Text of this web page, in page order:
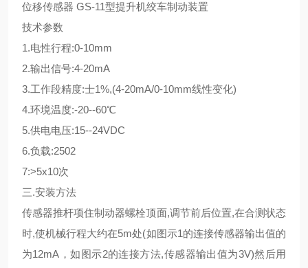
位移传感器 GS-11型提升机绞车制动装置
技术参数
1.电性行程:0-10mm
2.输出信号:4-20mA
3.工作段精度:士1%,(4-20mA/0-10mm线性变化)
4.环境温度:-20--60℃
5.供电电压:15--24VDC
6.负载:2502
7:>5x10次
三.安装方法
传感器推杆项住制动器螺栓顶面,调节前后位置,在合测状态
时,使机械行程大约在5m处(如图示1的连接传感器输出值的
为12mA，如图示2的连接方法,传感器输出值为3V)然后用